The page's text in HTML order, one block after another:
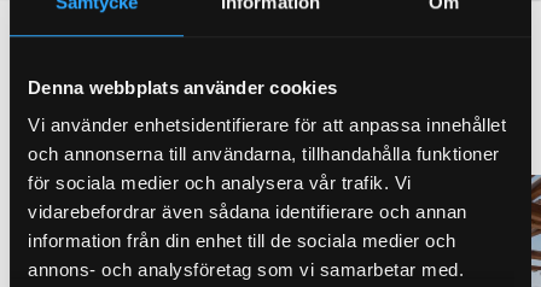
Denna webbplats använder cookies
Vi använder enhetsidentifierare för att anpassa innehållet
och annonserna till användarna, tillhandahålla funktioner
för sociala medier och analysera vår trafik. Vi
vidarebefordrar även sådana identifierare och annan
information från din enhet till de sociala medier och
annons- och analysföretag som vi samarbetar med.
Commercial buildings with
Granab